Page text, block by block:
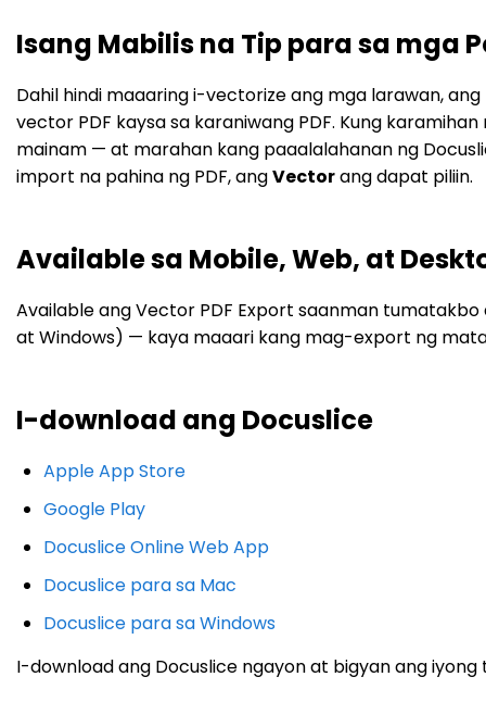
Isang Mabilis na Tip para sa mga
Dahil hindi maaaring i-vectorize ang mga larawan,
vector PDF kaysa sa karaniwang PDF. Kung
mainam — at marahan kang paaalalahanan ng
import na pahina ng PDF, angVectorang dapat piliin.
Available sa Mobile, Web, at
Available ang Vector PDF Export saanman
at Windows) — kaya maaari kang mag-export ng
I-download ang Docuslice
Apple App Store
Google Play
Docuslice Online Web App
Docuslice para sa Mac
Docuslice para sa Windows
I-download ang Docuslice ngayon at bigyan ang